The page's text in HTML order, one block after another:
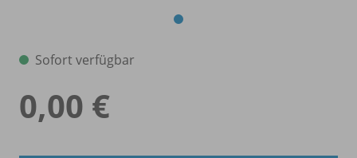
Sofort verfügbar
0,00 €